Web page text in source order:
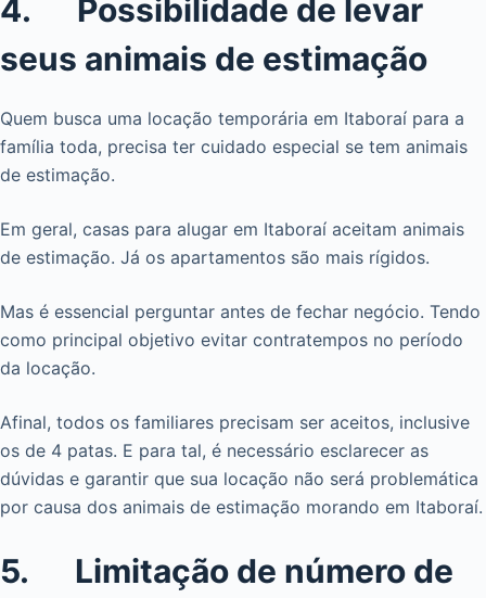
4. Possibilidade de levar
seus animais de estimação
Quem busca uma locação temporária em Itaboraí para a
família toda, precisa ter cuidado especial se tem animais
de estimação.
Em geral, casas para alugar em Itaboraí aceitam animais
de estimação. Já os apartamentos são mais rígidos.
Mas é essencial perguntar antes de fechar negócio. Tendo
como principal objetivo evitar contratempos no período
da locação.
Afinal, todos os familiares precisam ser aceitos, inclusive
os de 4 patas. E para tal, é necessário esclarecer as
dúvidas e garantir que sua locação não será problemática
por causa dos animais de estimação morando em Itaboraí.
5. Limitação de número de